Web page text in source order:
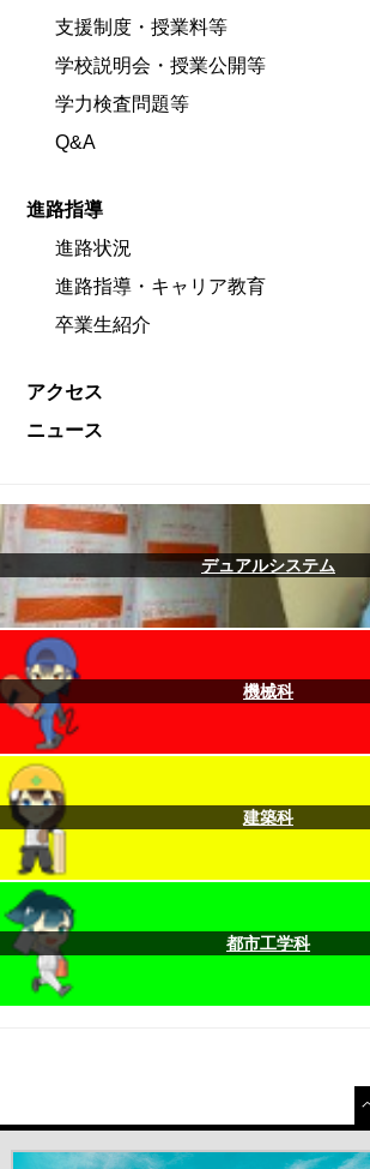
支援制度・授業料等
学校説明会・授業公開等
学力検査問題等
Q&A
進路指導
進路状況
進路指導・キャリア教育
卒業生紹介
アクセス
ニュース
デュアルシステム
機械科
建築科
都市工学科